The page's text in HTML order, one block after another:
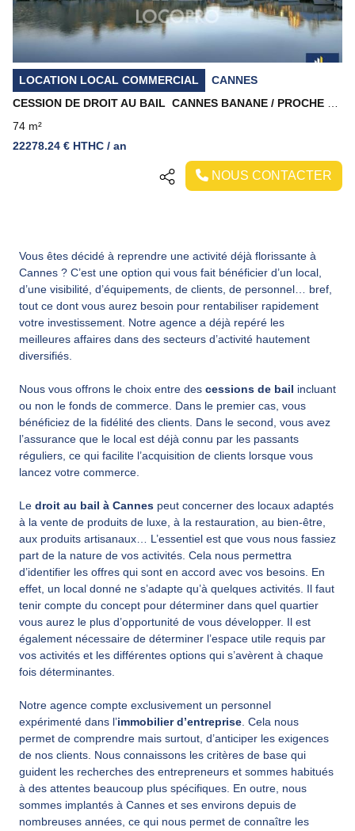
LOCATION LOCAL COMMERCIAL
CANNES
74 m²
22278.24 € HTHC / an
NOUS CONTACTER
Vous êtes décidé à reprendre une activité déjà florissante à
Cannes ? C’est une option qui vous fait bénéficier d’un local,
d’une visibilité, d’équipements, de clients, de personnel… bref,
tout ce dont vous aurez besoin pour rentabiliser rapidement
votre investissement. Notre agence a déjà repéré les
meilleures affaires dans des secteurs d’activité hautement
diversifiés.
Nous vous offrons le choix entre des cessions de bail incluant
ou non le fonds de commerce. Dans le premier cas, vous
bénéficiez de la fidélité des clients. Dans le second, vous avez
l’assurance que le local est déjà connu par les passants
réguliers, ce qui facilite l’acquisition de clients lorsque vous
lancez votre commerce.
Le droit au bail à Cannes peut concerner des locaux adaptés
à la vente de produits de luxe, à la restauration, au bien-être,
aux produits artisanaux… L’essentiel est que vous nous fassiez
part de la nature de vos activités. Cela nous permettra
d’identifier les offres qui sont en accord avec vos besoins. En
effet, un local donné ne s’adapte qu’à quelques activités. Il faut
tenir compte du concept pour déterminer dans quel quartier
vous aurez le plus d’opportunité de vous développer. Il est
également nécessaire de déterminer l’espace utile requis par
vos activités et les différentes options qui s’avèrent à chaque
fois déterminantes.
Notre agence compte exclusivement un personnel
expérimenté dans l’immobilier d’entreprise . Cela nous
permet de comprendre mais surtout, d’anticiper les exigences
de nos clients. Nous connaissons les critères de base qui
guident les recherches des entrepreneurs et sommes habitués
à des attentes beaucoup plus spécifiques. En outre, nous
sommes implantés à Cannes et ses environs depuis de
nombreuses années, ce qui nous permet de connaître les